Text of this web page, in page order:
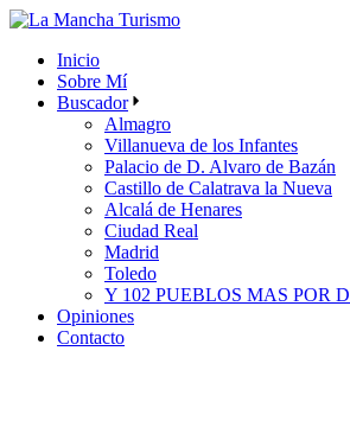
Skip
content
Inicio
Sobre Mí
Buscador
Almagro
Villanueva de los Infantes
Palacio de D. Alvaro de Bazán
Castillo de Calatrava la Nueva
Alcalá de Henares
Ciudad Real
Madrid
Toledo
Y 102 PUEBLOS MAS POR
Opiniones
Contacto